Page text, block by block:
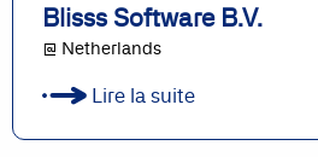
Blisss Software B.V.
@ Netherlands
Lire la suite